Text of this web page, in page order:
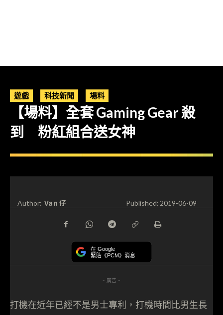
遊戲 科技新聞 場料
【場料】全套 Gaming Gear 殺
到 粉紅組合送女神
Author: Van 仔 Published:2019-06-09
在 Google
緊貼《PCM》消息
- 廣告 -
打機在近年已經不是男士專利，打機時間比男生長